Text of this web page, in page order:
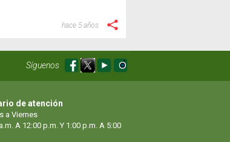
hace 5 años
Síguenos
de atención
a Viernes
A 12:00 p.m. Y 1:00 p.m. A 5:00